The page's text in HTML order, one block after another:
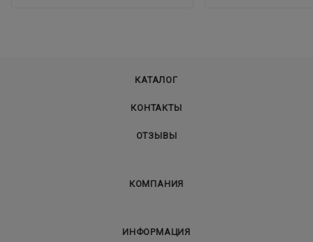
КАТАЛОГ
КОНТАКТЫ
ОТЗЫВЫ
КОМПАНИЯ
ИНФОРМАЦИЯ